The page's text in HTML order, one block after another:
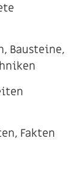
Bausteine,
Fakten